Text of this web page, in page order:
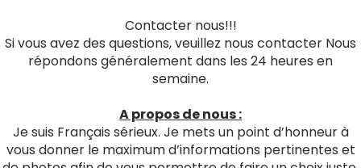
Contacter nous!!!
Si vous avez des questions, veuillez nous contacter Nous
répondons généralement dans les 24 heures en
semaine.
A propos de nous :
Je suis Français sérieux. Je mets un point d’honneur à
vous donner le maximum d’informations pertinentes et